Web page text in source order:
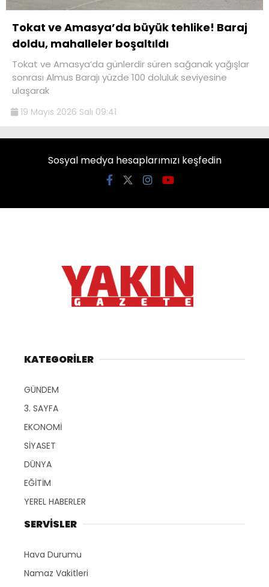
Tokat ve Amasya’da büyük tehlike! Baraj
doldu, mahalleler boşaltıldı
Tokat ve Amasya’da günlerdir süren sağanak yağışlar
sonrası Almus Barajı yüzde 100 doluluk seviyesine
ulaşarak
19 Mayıs 2026 Salı 09:41
Sosyal medya hesaplarımızı keşfedin
KATEGORİLER
GÜNDEM
3. SAYFA
EKONOMİ
SİYASET
DÜNYA
EĞİTİM
YEREL HABERLER
SERVİSLER
Hava Durumu
Namaz Vakitleri